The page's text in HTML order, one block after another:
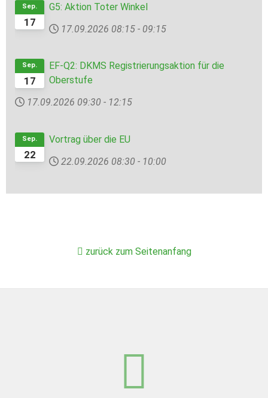
17
Sep.
G5: Aktion Toter Winkel
17.09.2026 08:15 - 09:15
17
Sep.
EF-Q2: DKMS Registrierungsaktion für die
Oberstufe
17.09.2026 09:30 - 12:15
22
Sep.
Vortrag über die EU
22.09.2026 08:30 - 10:00
zurück zum Seitenanfang